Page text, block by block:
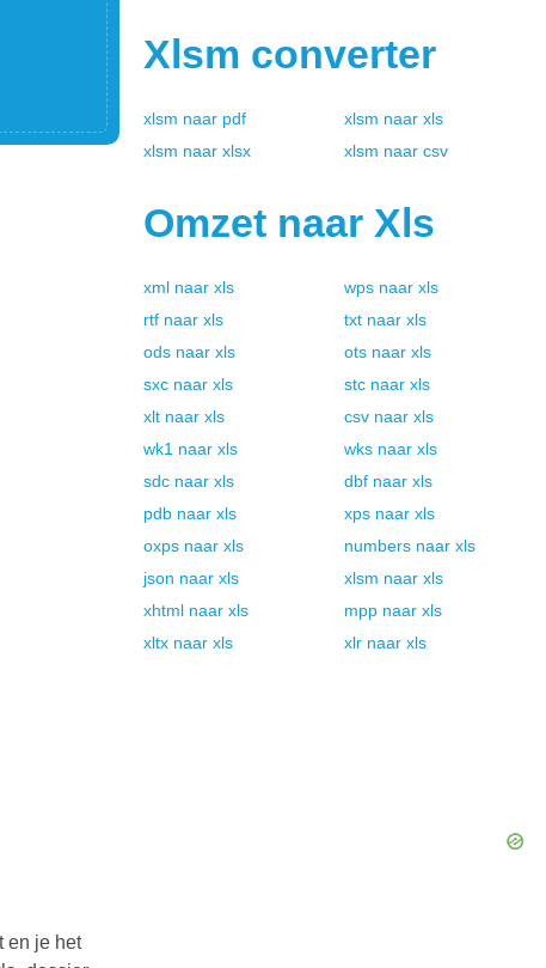
en je het
Xlsm converter
xlsm naar pdf xlsm naar xls
xlsm naar xlsx xlsm naar csv
Omzet naar Xls
xml naar xls wps naar xls
rtf naar xls txt naar xls
ods naar xls ots naar xls
sxc naar xls stc naar xls
xlt naar xls csv naar xls
wk1 naar xls wks naar xls
sdc naar xls dbf naar xls
pdb naar xls xps naar xls
oxps naar xls numbers naar xls
json naar xls xlsm naar xls
xhtml naar xls mpp naar xls
xltx naar xls xlr naar xls